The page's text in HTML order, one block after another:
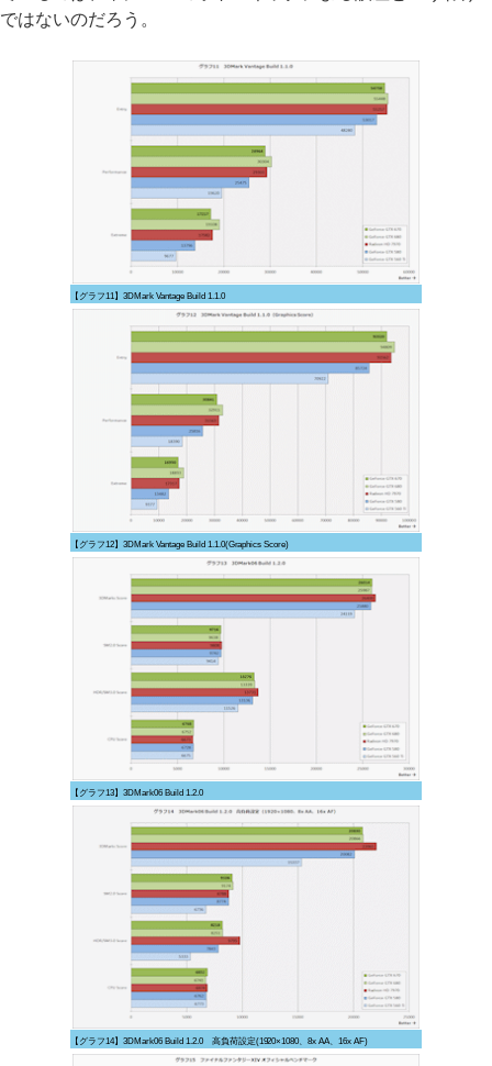
ではないのだろう。
【グラフ11】3DMark Vantage Build 1.1.0
【グラフ12】3DMark Vantage Build 1.1.0(Graphics Score)
【グラフ13】3DMark06 Build 1.2.0
【グラフ14】3DMark06 Build 1.2.0 高負荷設定(1920×1080、8x AA、16x AF)